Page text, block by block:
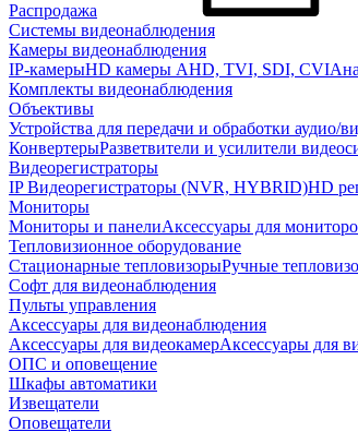
Распродажа
Системы видеонаблюдения
Камеры видеонаблюдения
IP-камерыHD камеры AHD, TVI, SDI, CVI
Комплекты видеонаблюдения
Объективы
Устройства для передачи и обработки аудио/
КонвертерыРазветвители и усилители
Видеорегистраторы
IP Видеорегистраторы (NVR, HYBRID)HD
Мониторы
Мониторы и панелиАксессуары для
Тепловизионное оборудование
Стационарные тепловизорыРучные
Софт для видеонаблюдения
Пульты управления
Аксессуары для видеонаблюдения
Аксессуары для видеокамерАксессуары для
ОПС и оповещение
Шкафы автоматики
Извещатели
Оповещатели